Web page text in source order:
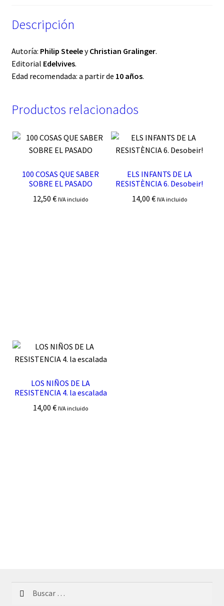
Descripción
Autoría: Philip SteeleyChristian Gralinger.
Editorial Edelvives.
Edad recomendada: a partir de 10 años.
Productos relacionados
100 COSAS QUE SABER
SOBRE EL PASADO
12,50€ IVA incluido
ELS INFANTS DE LA
RESISTÈNCIA 6. Desobeir!
14,00 € IVA incluido
LOS NIÑOS DE LA
RESISTENCIA 4. la escalada
14,00€ IVA incluido